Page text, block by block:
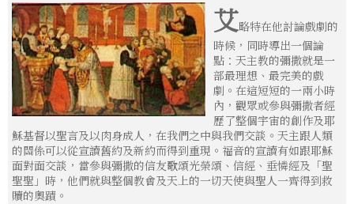
艾略特在他討論戲劇的
時候，同時導出一個論
點：天主教的彌撒就是一
部最理想、最完美的戲
劇。在這短短的一兩小時
內，觀眾或參與彌撒者經
歷了整個宇宙的創作及耶
穌基督以聖言及以肉身成人，在我們之中與我們交談。天主跟人類
的關係可以從宣讀舊約及新約而得到重現。福音的宣讀有如跟耶穌
面對面交談，當參與彌撒的信友歌頌光榮頌、信經、垂憐經及「聖
聖聖」時，他們就與整個教會及天上的一切天使與聖人一齊得到救
贖的奧蹟。